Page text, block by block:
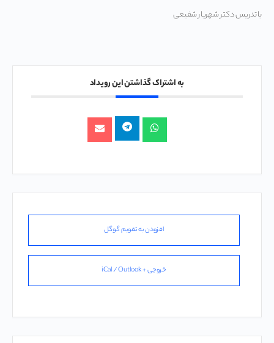
با تدریس دکتر شهریار شفیعی
به اشتراک گذاشتن این رویداد
افزودن به تقویم گوگل
خروجی + iCal / Outlook